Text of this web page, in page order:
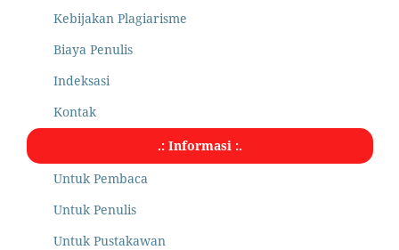
Kebijakan Plagiarisme
Biaya Penulis
Indeksasi
Kontak
.: Informasi :.
Untuk Pembaca
Untuk Penulis
Untuk Pustakawan